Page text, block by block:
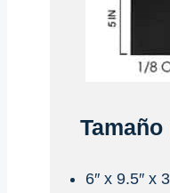
6″ x 9.5″ x